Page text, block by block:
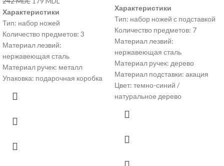
Характеристики
Тип: набор ножей
Количество предметов: 3
Материал лезвий:
нержавеющая сталь
Материал ручек: металл
Упаковка: подарочная коробка
Характеристики
Тип: набор ножей с подставкой
Количество предметов: 7
Материал лезвий:
нержавеющая сталь
Материал ручек: дерево
Материал подставки: акация
Цвет: темно-синий /
натуральное дерево